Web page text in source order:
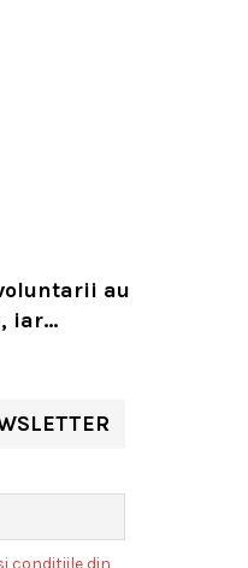
au
iar
conditiile din